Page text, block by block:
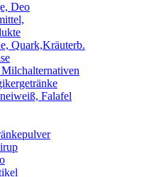
Deo
Quark,Kräuterb.
Falafel